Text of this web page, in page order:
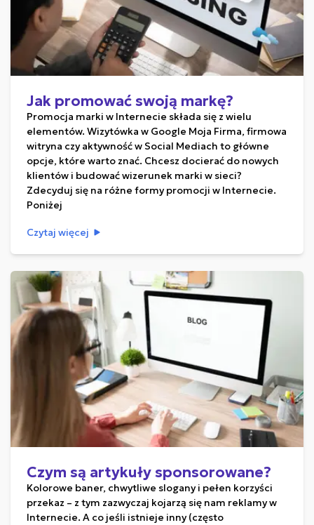
Jak promować swoją markę?
Promocja marki w Internecie składa się z wielu
elementów. Wizytówka w Google Moja Firma, firmowa
witryna czy aktywność w Social Mediach to główne
opcje, które warto znać. Chcesz docierać do nowych
klientów i budować wizerunek marki w sieci?
Zdecyduj się na różne formy promocji w Internecie.
Poniżej
Czytaj więcej
Czym są artykuły sponsorowane?
Kolorowe baner, chwytliwe slogany i pełen korzyści
przekaz – z tym zazwyczaj kojarzą się nam reklamy w
Internecie. A co jeśli istnieje inny (często